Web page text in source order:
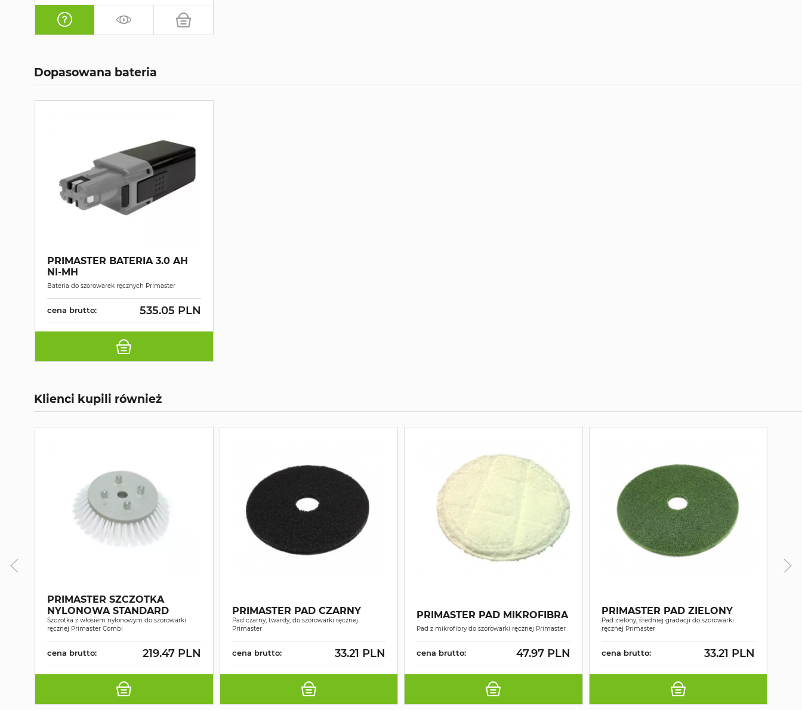
Dopasowana bateria
PRIMASTER BATERIA 3.0 AH
NI-MH
Bateria do szorowarek ręcznych Primaster
cena brutto: 535.05 PLN
Klienci kupili również
PRIMASTER SZCZOTKA
NYLONOWA STANDARD
Szczotka z włosiem nylonowym do szorowarki
ręcznej Primaster Combi
cena brutto: 219.47 PLN
PRIMASTER PAD CZARNY
Pad czarny, twardy, do szorowarki ręcznej
Primaster
cena brutto: 33.21 PLN
PRIMASTER PAD MIKROFIBRA
Pad z mikrofibry do szorowarki ręcznej Primaster
cena brutto: 47.97 PLN
PRIMASTER PAD ZIELONY
Pad zielony, średniej gradacji do szorowarki
ręcznej Primaster
cena brutto: 33.21 PLN